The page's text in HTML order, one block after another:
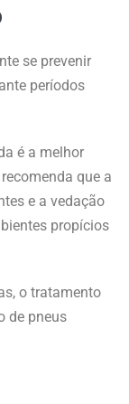
se prevenir
períodos
é a melhor
que a
e a vedação
propícios
o tratamento
de pneus